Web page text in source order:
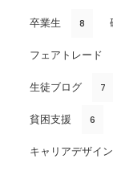
卒業生 8
フェアトレード
生徒ブログ 7
貧困支援 6
キャリアデザイ